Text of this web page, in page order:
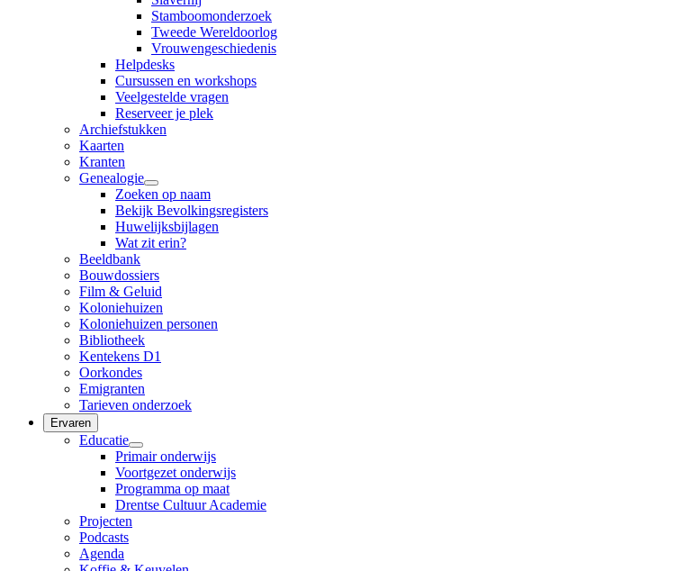
Stamboomonderzoek
Tweede Wereldoorlog
Vrouwengeschiedenis
Helpdesks
Cursussen en workshops
Veelgestelde vragen
Reserveer je plek
Archiefstukken
Kaarten
Kranten
Genealogie
Zoeken op naam
Bekijk Bevolkingsregisters
Huwelijksbijlagen
Wat zit erin?
Beeldbank
Bouwdossiers
Film & Geluid
Koloniehuizen
Koloniehuizen personen
Bibliotheek
Kentekens D1
Oorkondes
Emigranten
Tarieven onderzoek
Ervaren
Educatie
Primair onderwijs
Voortgezet onderwijs
Programma op maat
Drentse Cultuur Academie
Projecten
Podcasts
Agenda